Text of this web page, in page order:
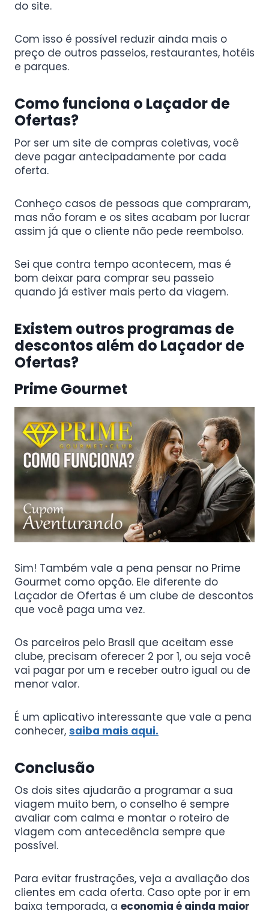
do site.
Com isso é possível reduzir ainda mais o
preço de outros passeios, restaurantes, hotéis
e parques.
Como funciona o Laçador de
Ofertas?
Por ser um site de compras coletivas, você
deve pagar antecipadamente por cada
oferta.
Conheço casos de pessoas que compraram,
mas não foram e os sites acabam por lucrar
assim já que o cliente não pede reembolso.
Sei que contra tempo acontecem, mas é
bom deixar para comprar seu passeio
quando já estiver mais perto da viagem.
Existem outros programas de
descontos além do Laçador de
Ofertas?
Prime Gourmet
Sim! Também vale a pena pensar no Prime
Gourmet como opção. Ele diferente do
Laçador de Ofertas é um clube de descontos
que você paga uma vez.
Os parceiros pelo Brasil que aceitam esse
clube, precisam oferecer 2 por 1, ou seja você
vai pagar por um e receber outro igual ou de
menor valor.
É um aplicativo interessante que vale a pena
conhecer, saiba mais aqui.
Conclusão
Os dois sites ajudarão a programar a sua
viagem muito bem, o conselho é sempre
avaliar com calma e montar o roteiro de
viagem com antecedência sempre que
possível.
Para evitar frustrações, veja a avaliação dos
clientes em cada oferta. Caso opte por ir em
baixa temporada, a economia é ainda maior